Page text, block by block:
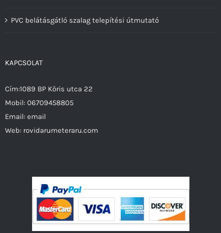
PVC belátásgátló szalag telepítési útmutató
KAPCSOLAT
Cím:1089 BP Kőris utca 22
Mobil: 06709458805
Email: email
Web: rovidarumeteraru.com